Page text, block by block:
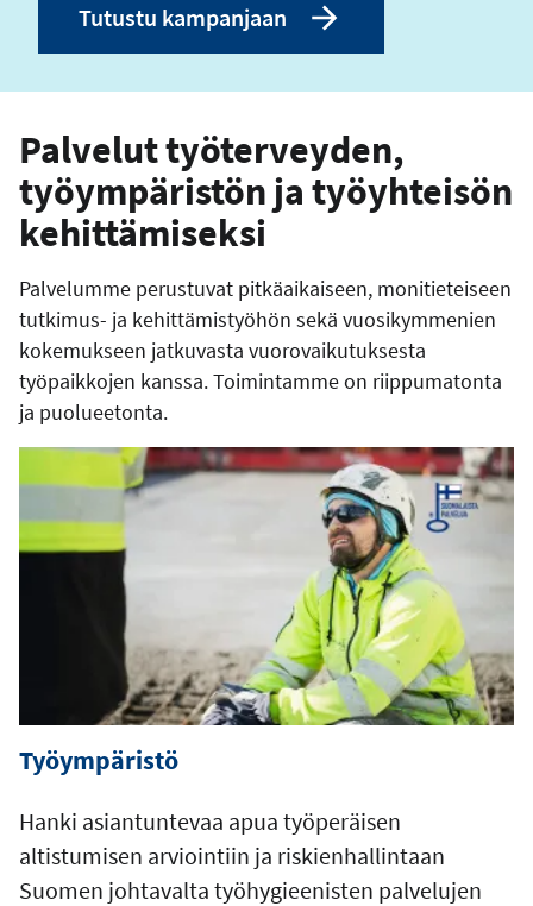
Tutustu kampanjaan
Palvelut työterveyden,
työympäristön ja työyhteisön
kehittämiseksi
Palvelumme perustuvat pitkäaikaiseen, monitieteiseen
tutkimus- ja kehittämistyöhön sekä vuosikymmenien
kokemukseen jatkuvasta vuorovaikutuksesta
työpaikkojen kanssa. Toimintamme on riippumatonta
ja puolueetonta.
Työympäristö
Hanki asiantuntevaa apua työperäisen
altistumisen arviointiin ja riskienhallintaan
Suomen johtavalta työhygieenisten palvelujen